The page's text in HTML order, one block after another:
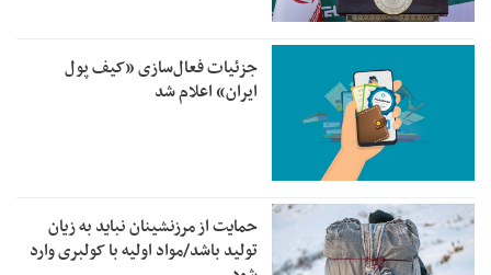
جزئیات فعال‌سازی «کیف پول
ایران» اعلام شد
حمایت از مرزنشینان نباید به زیان
تولید باشد/مواد اولیه با کولبری وارد